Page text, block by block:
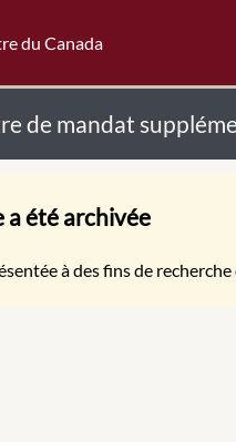
du Canada
de mandat
a été archivée
à des fins de